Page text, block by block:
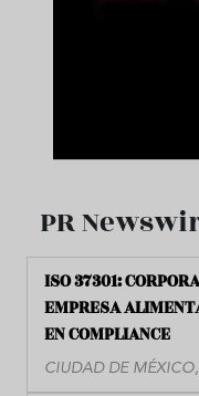
PR
ISO 37301:
EMPRESA
EN COMPLIANCE
CIUDAD DE